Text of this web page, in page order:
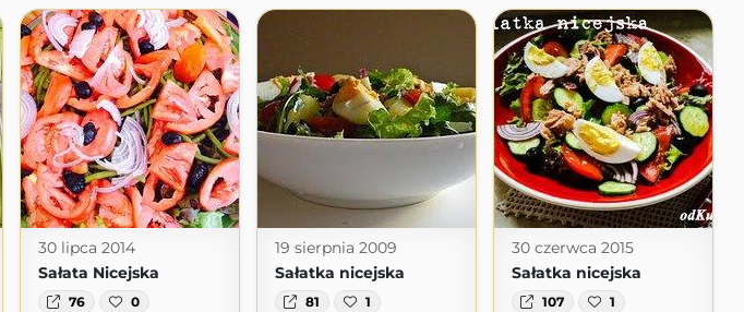
30 lipca 2014
Sałata Nicejska
76 0
19 sierpnia 2009
Sałatka nicejska
81 1
30 czerwca 2015
Sałatka nicejska
107 1